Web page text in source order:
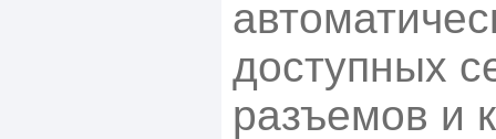
доступных
разъемов и